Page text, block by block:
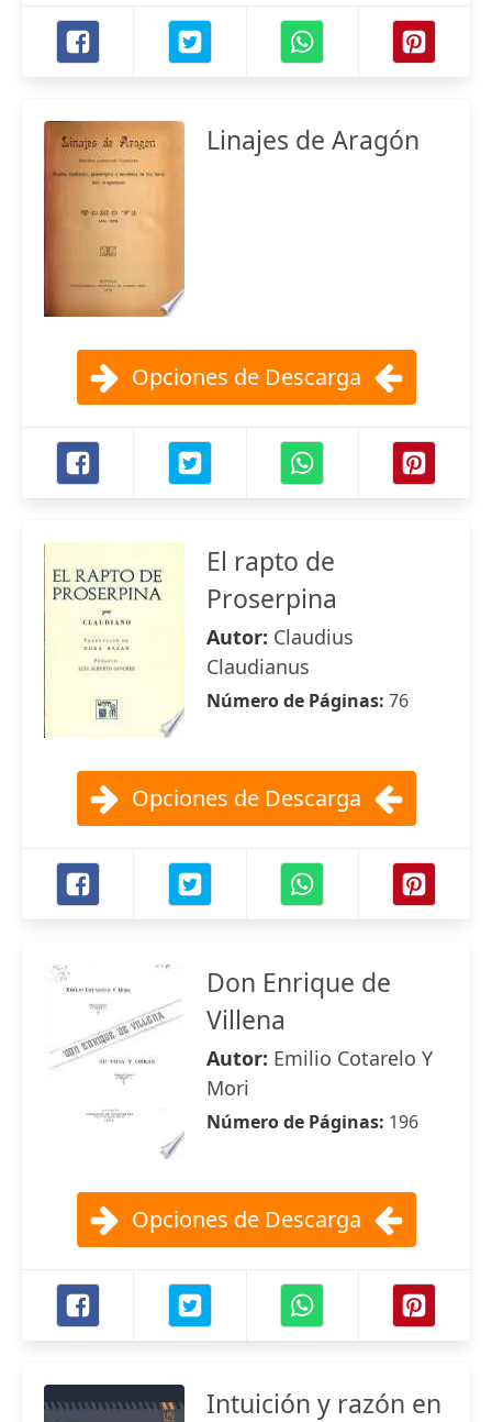
Linajes de Aragón
Opciones de Descarga
El rapto de
Proserpina
Autor: Claudius
Claudianus
Número de Páginas: 76
Opciones de Descarga
Don Enrique de
Villena
Autor: Emilio Cotarelo Y
Mori
Número de Páginas: 196
Opciones de Descarga
Intuición y razón en